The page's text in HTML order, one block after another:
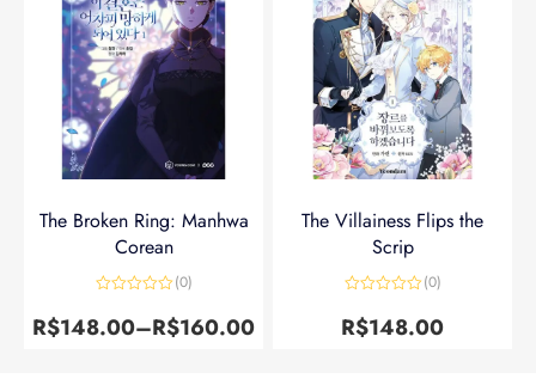
The Broken Ring: Manhwa
Corean
0
de
(0)
R$148.00–R$160.00
The Villainess Flips the
Scrip
0
de
(0)
R$148.00